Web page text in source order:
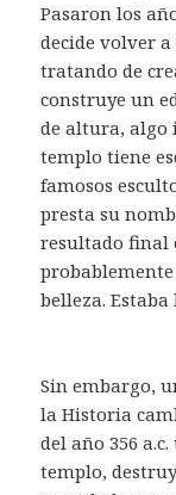
Pasaron los
decide volver
tratando de
construye un
de altura, algo
templo tiene
famosos
presta su
resultado final
belleza.
Sin embargo,
la Historia
del año 356
templo,